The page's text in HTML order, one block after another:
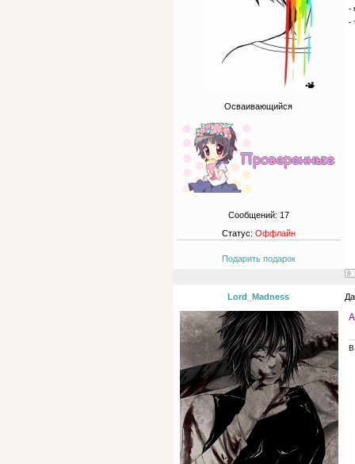
Осваивающийся
Сообщений: 17
Статус: Оффлайн
Подарить подарок
-
-
Lord_Madness
В